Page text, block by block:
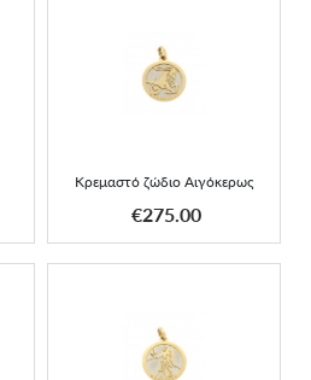
Κρεμαστό ζώδιο Αιγόκερως
€275.00
Κρεμαστό ζώδιο
Αιγόκερως
ΑΠΟΚΤΗΣΕ ΤΟ
Κρεμαστό ζώδιο
Παρθένος